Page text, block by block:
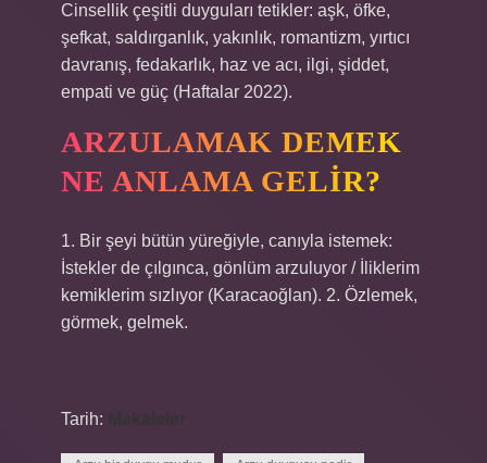
Cinsellik çeşitli duyguları tetikler: aşk, öfke,
şefkat, saldırganlık, yakınlık, romantizm, yırtıcı
davranış, fedakarlık, haz ve acı, ilgi, şiddet,
empati ve güç (Haftalar 2022).
ARZULAMAK DEMEK
NE ANLAMA GELIR?
1. Bir şeyi bütün yüreğiyle, canıyla istemek:
İstekler de çılgınca, gönlüm arzuluyor / İliklerim
kemiklerim sızlıyor (Karacaoğlan). 2. Özlemek,
görmek, gelmek.
Tarih: